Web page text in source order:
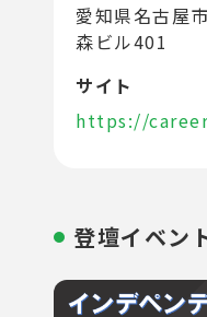
愛知県名古屋
森ビル401
サイト
https://
登壇イベン